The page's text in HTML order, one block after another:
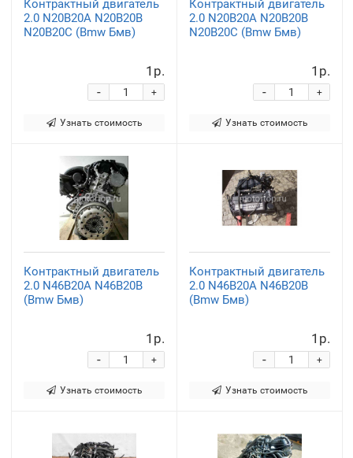
Контрактный двигатель
2.0 N20B20A N20B20B
N20B20C (Bmw Бмв)
1р.
+
-
Узнать стоимость
Контрактный двигатель
2.0 N20B20A N20B20B
N20B20C (Bmw Бмв)
1р.
+
-
Узнать стоимость
Контрактный двигатель
2.0 N46B20A N46B20B
(Bmw Бмв)
1р.
+
-
Узнать стоимость
Контрактный двигатель
2.0 N46B20A N46B20B
(Bmw Бмв)
1р.
+
-
Узнать стоимость